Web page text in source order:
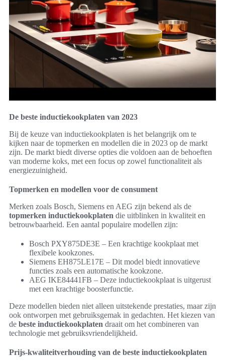
De beste inductiekookplaten van 2023
Bij de keuze van inductiekookplaten is het belangrijk om te
kijken naar de topmerken en modellen die in 2023 op de markt
zijn. De markt biedt diverse opties die voldoen aan de behoeften
van moderne koks, met een focus op zowel functionaliteit als
energiezuinigheid.
Topmerken en modellen voor de consument
Merken zoals Bosch, Siemens en AEG zijn bekend als de
topmerken inductiekookplaten die uitblinken in kwaliteit en
betrouwbaarheid. Een aantal populaire modellen zijn:
Bosch PXY875DE3E – Een krachtige kookplaat met
flexibele kookzones.
Siemens EH875LE17E – Dit model biedt innovatieve
functies zoals een automatische kookzone.
AEG IKE84441FB – Deze inductiekookplaat is uitgerust
met een krachtige boosterfunctie.
Deze modellen bieden niet alleen uitstekende prestaties, maar zijn
ook ontworpen met gebruiksgemak in gedachten. Het kiezen van
de beste inductiekookplaten draait om het combineren van
technologie met gebruiksvriendelijkheid.
Prijs-kwaliteitverhouding van de beste inductiekookplaten